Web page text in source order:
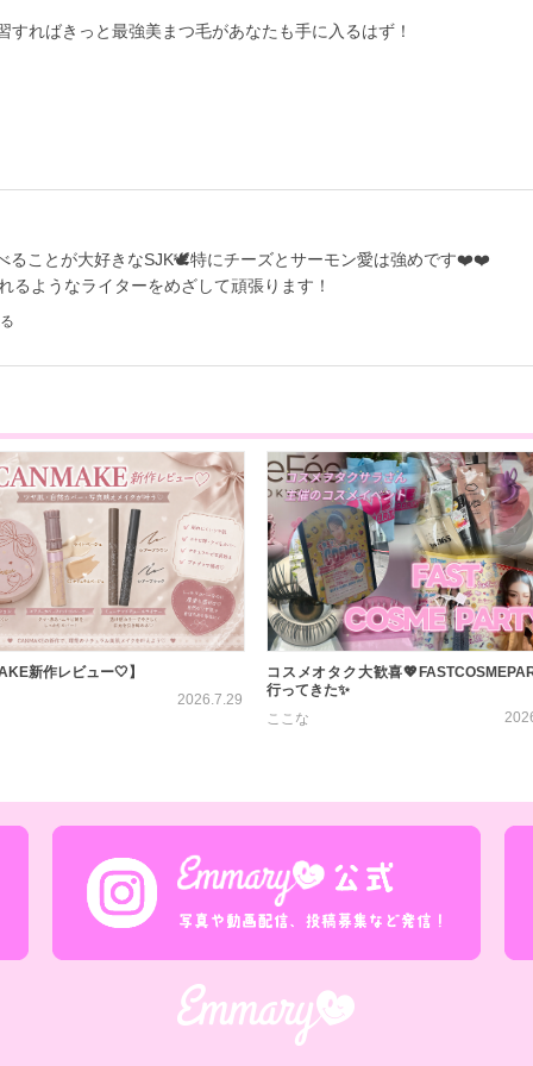
ればきっと最強美まつ毛があなたも手に入るはず！
ることが大好きなSJK🕊特にチーズとサーモン愛は強めです❤️❤️
るようなライターをめざして頑張ります！
新作レビュー🤍】
2026.7.29
コスメオタク大歓喜
行ってきた✨
ここな